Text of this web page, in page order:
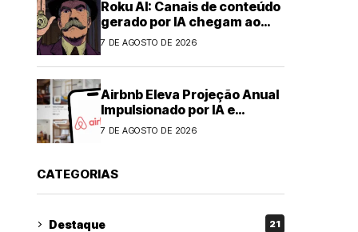
Roku AI: Canais de conteúdo
gerado por IA chegam ao
streaming
7 DE AGOSTO DE 2026
Airbnb Eleva Projeção Anual
Impulsionado por IA e
Demanda Forte
7 DE AGOSTO DE 2026
CATEGORIAS
Destaque 21